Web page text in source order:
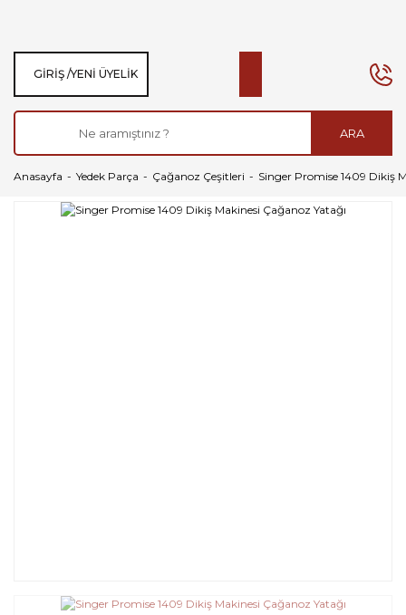
ARA
GIRIŞ /YENI ÜYELIK
Anasayfa Yedek Parça Çağanoz Çeşitleri Singer Promise 1409 Dikiş